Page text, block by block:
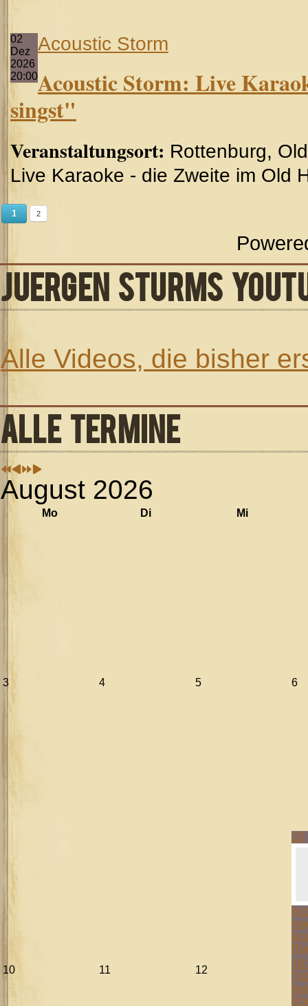
02
Dez
2026
20:00
Acoustic Storm
Acoustic Storm: Live
singst"
Veranstaltungsort: Rottenburg,
Live Karaoke - die Zweite im Old
1 2
JUERGEN STURMS
Alle Videos, die bisher
ALLE TERMINE
August 2026
Mo Di Mi
3 4 5 6
10 11 12
13